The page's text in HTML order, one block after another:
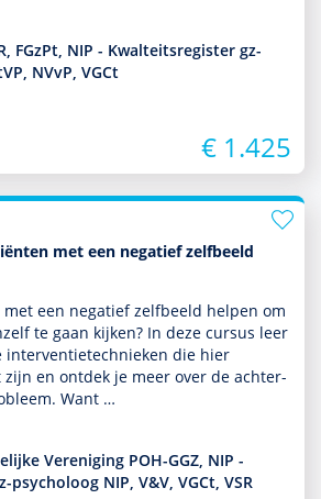
FGzPt, NIP - Kwalteitsregister gz-
NVvP, VGCt
€ 1.425
met een negatief zelfbeeld
met een negatief zelfbeeld helpen om
te gaan kijken? In deze cursus leer
inter­ventietech­nieken die hier
zijn en ontdek je meer over de achter­
Want …
Vereniging POH-GGZ, NIP -
NIP, V&V, VGCt, VSR